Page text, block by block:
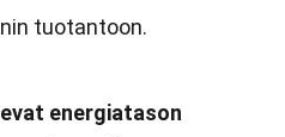
tuotantoon.
energiatason